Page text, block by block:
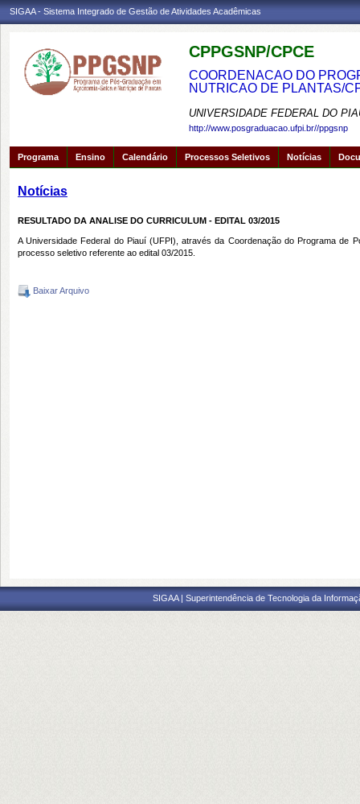
SIGAA - Sistema Integrado de Gestão de Atividades Acadêmicas
CPPGSNP/CPCE
COORDENACAO DO
NUTRICAO DE PLANTAS/
UNIVERSIDADE FEDERAL DO
http://www.posgraduacao.ufpi.br//ppgsnp
Programa Ensino Calendário Processos Seletivos Notícias
Notícias
RESULTADO DA ANALISE DO CURRICULUM - EDITAL 03/2015
A Universidade Federal do Piauí (UFPI), através da Coordenação do Programa de
processo seletivo referente ao edital 03/2015.
Baixar Arquivo
SIGAA | Superintendência de Tecnologia da